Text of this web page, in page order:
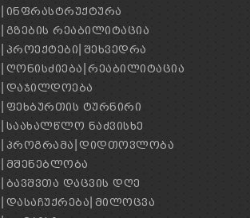
ᲘᲜᲤᲠᲐᲡᲢᲠᲣᲥᲢᲣᲠᲐ
ᲒᲖᲔᲑᲘᲡ ᲠᲔᲐᲑᲘᲚᲘᲢᲐᲪᲘᲐ
ᲞᲠᲝᲔᲥᲢᲔᲑᲘ ᲨᲔᲮᲕᲔᲓᲠᲐ
ᲦᲝᲜᲘᲡᲫᲘᲔᲑᲐ ᲠᲔᲐᲑᲘᲚᲘᲢᲐᲪᲘᲐ
ᲓᲐᲯᲘᲚᲓᲝᲔᲑᲐ
ᲤᲔᲮᲑᲣᲠᲗᲘᲡ ᲢᲣᲠᲜᲘᲠᲘ
ᲡᲐᲐᲮᲐᲚᲬᲚᲝ ᲜᲐᲫᲕᲘᲡᲮᲔ
ᲞᲠᲝᲒᲠᲐᲛᲐ ᲓᲘᲓᲗᲝᲕᲚᲝᲑᲐ
ᲛᲨᲔᲜᲔᲑᲚᲝᲑᲐ
ᲑᲐᲕᲨᲕᲗᲐ ᲓᲐᲪᲕᲘᲡ ᲓᲦᲔ
ᲓᲐᲡᲐᲩᲣᲥᲠᲔᲑᲐ ᲛᲘᲚᲝᲪᲕᲐ